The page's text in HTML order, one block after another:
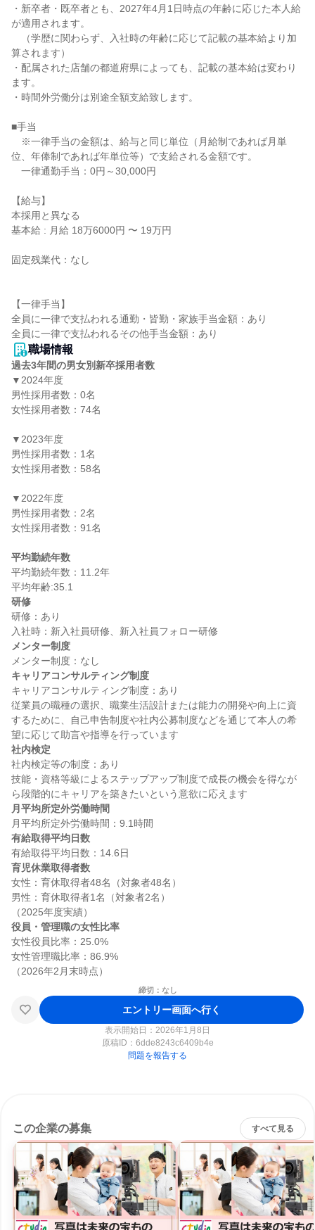
・新卒者・既卒者とも、2027年4月1日時点の年齢に応じた本人給
が適用されます。
（学歴に関わらず、入社時の年齢に応じて記載の基本給より加
算されます）
・配属された店舗の都道府県によっても、記載の基本給は変わり
ます。
・時間外労働分は別途全額支給致します。
■手当
※一律手当の金額は、給与と同じ単位（月給制であれば月単
位、年俸制であれば年単位等）で支給される金額です。
一律通勤手当：0円～30,000円
【給与】
本採用と異なる
基本給 : 月給 18万6000円 〜 19万円
固定残業代：なし
【一律手当】
全員に一律で支払われる通勤・皆勤・家族手当金額：あり
職場情報
過去3年間の男女別新卒採用者数
▼2024年度
男性採用者数：0名
女性採用者数：74名
▼2023年度
男性採用者数：1名
女性採用者数：58名
▼2022年度
男性採用者数：2名
女性採用者数：91名
平均勤続年数
平均勤続年数：11.2年
研修
研修：あり
メンター制度
キャリアコンサルティング制度
キャリアコンサルティング制度：あり
従業員の職種の選択、職業生活設計または能力の開発や向上に資
するために、自己申告制度や社内公募制度などを通じて本人の希
社内検定
社内検定等の制度：あり
技能・資格等級によるステップアップ制度で成長の機会を得なが
月平均所定外労働時間
有給取得平均日数
育児休業取得者数
女性：育休取得者48名（対象者48名）
男性：育休取得者1名（対象者2名）
役員・管理職の女性比率
女性役員比率：25.0%
女性管理職比率：86.9%
締切：なし
エントリー画面へ行く
表示開始日：2026年1月8日
原稿ID： 6dde8243c6409b4e
問題を報告する
この企業の募集 すべて見る